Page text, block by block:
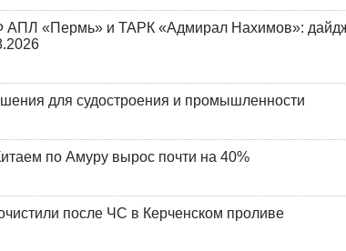
АПЛ «Пермь» и ТАРК «Адмирал Нахимов»:
для судостроения и промышленности
по Амуру вырос почти на 40%
после ЧС в Керченском проливе